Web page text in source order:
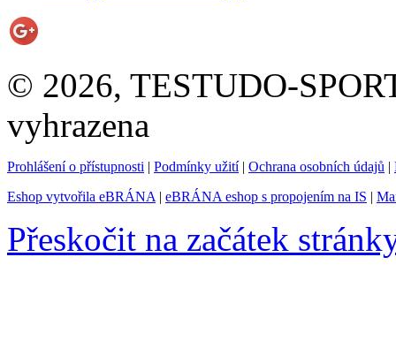
© 2026, TESTUDO-
vyhrazena
Prohlášení o přístupnosti | Podmínky užití| Ochrana osobních údajů |
Eshop vytvořila eBRÁNA | eBRÁNA eshop s propojením na IS |
Přeskočit na začátek